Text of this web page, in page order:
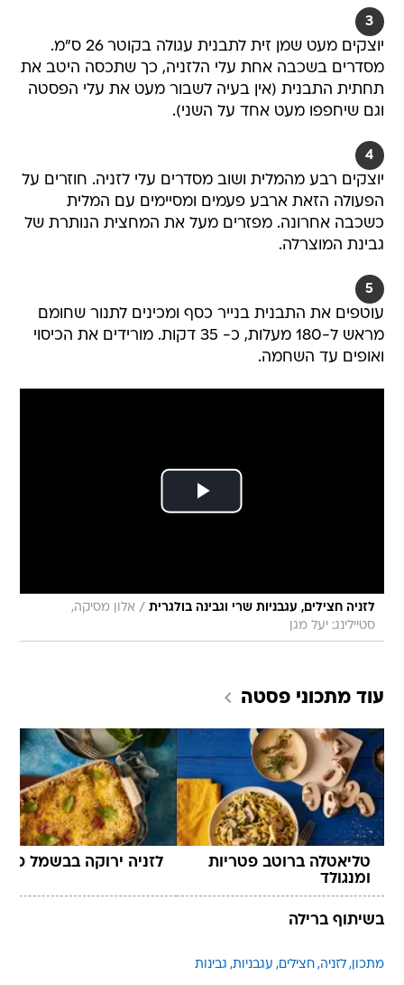
3
יוצקים מעט שמן זית לתבנית עגולה בקוטר 26 ס"מ.
מסדרים בשכבה אחת עלי הלזניה, כך שתכסה היטב את
תחתית התבנית (אין בעיה לשבור מעט את עלי הפסטה
וגם שיחפפו מעט אחד על השני).
4
יוצקים רבע מהמלית ושוב מסדרים עלי לזניה. חוזרים על
הפעולה הזאת ארבע פעמים ומסיימים עם המלית
כשכבה אחרונה. מפזרים מעל את המחצית הנותרת של
גבינת המוצרלה.
5
עוטפים את התבנית בנייר כסף ומכינים לתנור שחומם
מראש ל-180 מעלות, כ- 35 דקות. מורידים את הכיסוי
ואופים עד השחמה.
לזניה חצילים, עגבניות שרי וגבינה בולגרית / אלון מסיקה,
סטיילינג: יעל מגן
עוד מתכוניפסטה
טליאטלה ברוטב פטריות
ומנגולד
לזניה ירוקה בבשמל
בשיתוף ברילה
מתכון לזניה חצילים עגבניות גבינות